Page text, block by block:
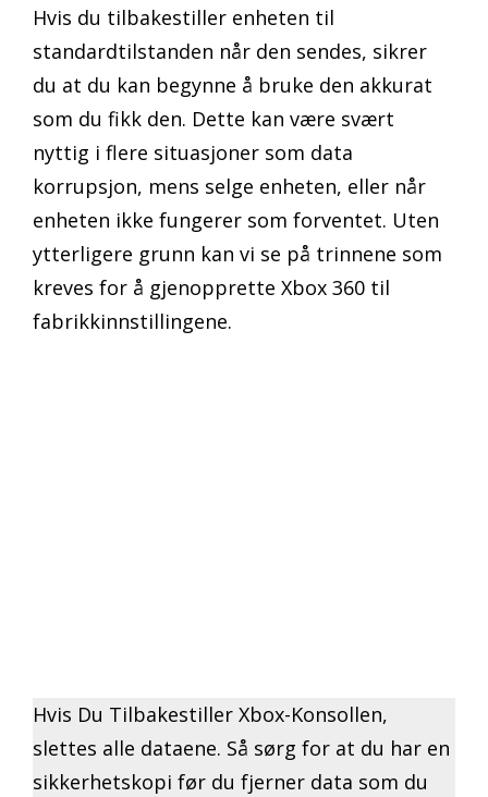
Hvis du tilbakestiller enheten til
standardtilstanden når den sendes, sikrer
du at du kan begynne å bruke den akkurat
som du fikk den. Dette kan være svært
nyttig i flere situasjoner som data
korrupsjon, mens selge enheten, eller når
enheten ikke fungerer som forventet. Uten
ytterligere grunn kan vi se på trinnene som
kreves for å gjenopprette Xbox 360 til
fabrikkinnstillingene.
Hvis Du Tilbakestiller Xbox-Konsollen,
slettes alle dataene. Så sørg for at du har en
sikkerhetskopi før du fjerner data som du